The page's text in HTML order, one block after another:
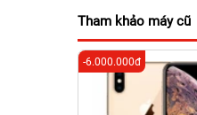
Tham khảo máy cũ
-6.000.000đ